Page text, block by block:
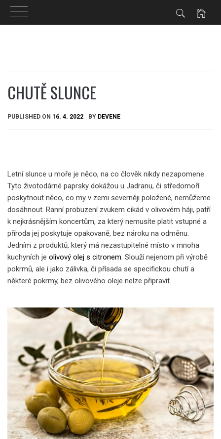
CHUTĚ SLUNCE
PUBLISHED ON 16. 4. 2022 BY DEVENE
Letní slunce u moře je něco, na co člověk nikdy nezapomene.
Tyto životodárné paprsky dokážou u Jadranu, či středomoří
poskytnout něco, co my v zemi severněji položené, nemůžeme
dosáhnout. Ranní probuzení zvukem cikád v olivovém háji, patří
k nejkrásnějším koncertům, za který nemusíte platit vstupné a
příroda jej poskytuje opakovaně, bez nároku na odměnu.
Jedním z produktů, který má nezastupitelné místo v mnoha
kuchyních je olivový olej s citronem . Slouží nejenom při výrobě
pokrmů, ale i jako zálivka, či přísada se specifickou chutí a
některé pokrmy, bez olivového oleje nelze připravit.